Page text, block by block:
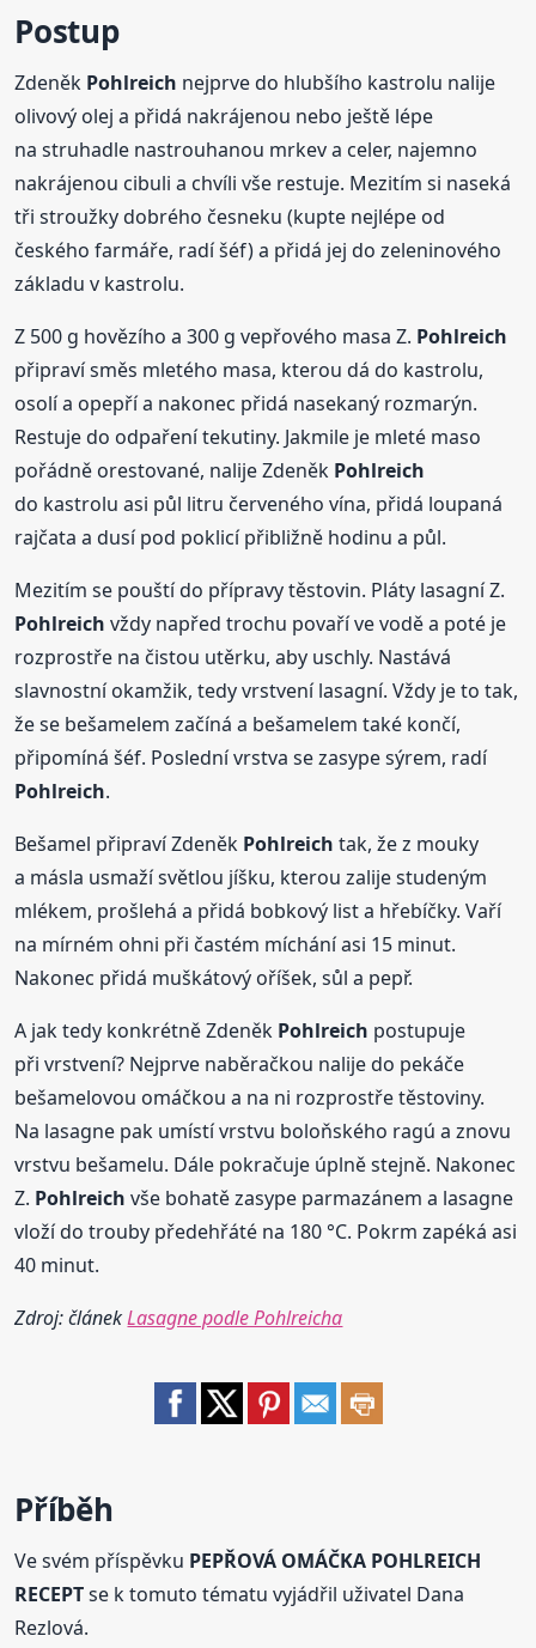
Postup
Zdeněk Pohlreich nejprve do hlubšího kastrolu nalije
olivový olej a přidá nakrájenou nebo ještě lépe
na struhadle nastrouhanou mrkev a celer, najemno
nakrájenou cibuli a chvíli vše restuje. Mezitím si naseká
tři stroužky dobrého česneku (kupte nejlépe od
českého farmáře, radí šéf) a přidá jej do zeleninového
základu v kastrolu.
Z 500 g hovězího a 300 g vepřového masa Z. Pohlreich
připraví směs mletého masa, kterou dá do kastrolu,
osolí a opepří a nakonec přidá nasekaný rozmarýn.
Restuje do odpaření tekutiny. Jakmile je mleté maso
pořádně orestované, nalije Zdeněk Pohlreich
do kastrolu asi půl litru červeného vína, přidá loupaná
rajčata a dusí pod poklicí přibližně hodinu a půl.
Mezitím se pouští do přípravy těstovin. Pláty lasagní Z.
Pohlreich vždy napřed trochu povaří ve vodě a poté je
rozprostře na čistou utěrku, aby uschly. Nastává
slavnostní okamžik, tedy vrstvení lasagní. Vždy je to tak,
že se bešamelem začíná a bešamelem také končí,
připomíná šéf. Poslední vrstva se zasype sýrem, radí
Pohlreich.
Bešamel připraví Zdeněk Pohlreich tak, že z mouky
a másla usmaží světlou jíšku, kterou zalije studeným
mlékem, prošlehá a přidá bobkový list a hřebíčky. Vaří
na mírném ohni při častém míchání asi 15 minut.
Nakonec přidá muškátový oříšek, sůl a pepř.
A jak tedy konkrétně Zdeněk Pohlreich postupuje
při vrstvení? Nejprve naběračkou nalije do pekáče
bešamelovou omáčkou a na ni rozprostře těstoviny.
Na lasagne pak umístí vrstvu boloňského ragú a znovu
vrstvu bešamelu. Dále pokračuje úplně stejně. Nakonec
Z. Pohlreich vše bohatě zasype parmazánem a lasagne
vloží do trouby předehřáté na 180 °C. Pokrm zapéká asi
40 minut.
Zdroj: článekLasagne podle Pohlreicha
Příběh
Ve svém příspěvku PEPŘOVÁ OMÁČKA POHLREICH
RECEPTse k tomuto tématu vyjádřil uživatel Dana
Rezlová.